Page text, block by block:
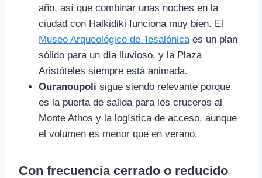
año, así que combinar unas noches en la
ciudad con Halkidiki funciona muy bien. El
Museo Arqueológico de Tesalónicaes un plan
sólido para un día lluvioso, y la Plaza
Aristóteles siempre está animada.
Ouranoupoli sigue siendo relevante porque
es la puerta de salida para los cruceros al
Monte Athos y la logística de acceso, aunque
el volumen es menor que en verano.
Con frecuencia cerrado o reducido